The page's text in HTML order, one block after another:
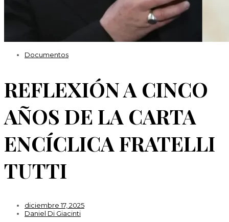
Documentos
REFLEXIÓN A CINCO
AÑOS DE LA CARTA
ENCÍCLICA FRATELLI
TUTTI
diciembre 17, 2025
Daniel Di Giacinti